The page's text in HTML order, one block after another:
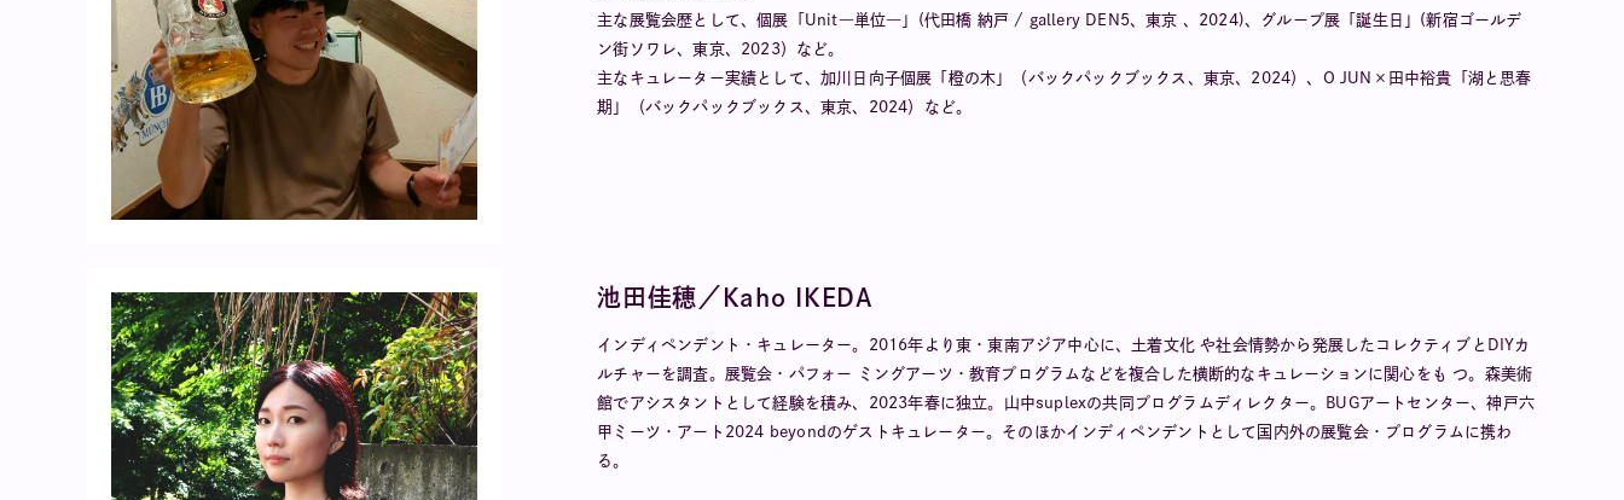
主な展覧会歴として、個展「Unit―単位―」(代田橋 納戸 / gallery DEN5、東京 、2024)、グループ展「誕生日」(新宿ゴールデ
ン街ソワレ、東京、2023）など。
主なキュレーター実績として、加川日向子個展「橙の木」（バックパックブックス、東京、2024）、O JUN×田中裕貴「湖と思春
期」（バックパックブックス、東京、2024）など。
池田佳穂／Kaho IKEDA
インディペンデント・キュレーター。2016年より東・東南アジア中心に、土着文化 や社会情勢から発展したコレクティブとDIYカ
ルチャーを調査。展覧会・パフォー ミングアーツ・教育プログラムなどを複合した横断的なキュレーションに関心をも つ。森美術
館でアシスタントとして経験を積み、2023年春に独立。山中suplexの共同プログラムディレクター。BUGアートセンター、神戸六
甲ミーツ・アート2024 beyondのゲストキュレーター。そのほかインディペンデントとして国内外の展覧会・プログラムに携わ
る。